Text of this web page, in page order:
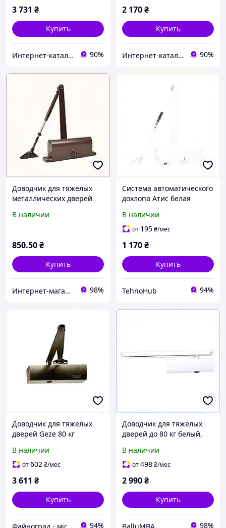
3 731 ₴
Купить
Интернет-кат​​алог ск​​ид​​ок Zakazov 90%
2 170₴
Купить
Интернет-кат​​алог ск​​ид​​ок Zakazov 90%
Доводчик для тяжелых
металлических дверей
В наличии
850.50₴
Купить
Интернет-магазин "SmartShop" 98%
Система автоматического
дохлопа Атис белая
В наличии
от 195₴/мес
1 170₴
Купить
TehnoHub 94%
Доводчик для тяжелых
дверей Geze 80 кг
65XB2759A6
В наличии
от602₴/мес
3 611 ₴
Купить
94%
Доводчик для тяжелых
дверей до 80 кг белый,
В наличии
от498₴/мес
2 990₴
Купить
98%